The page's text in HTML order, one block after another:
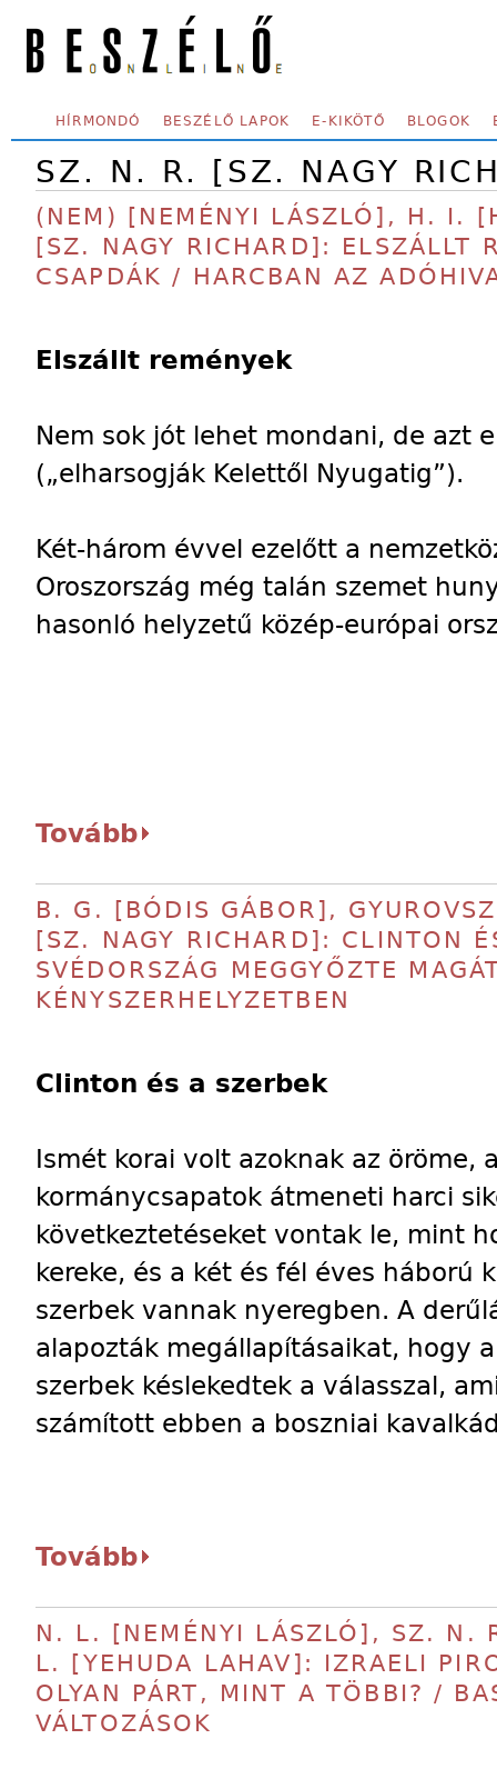
SECONDARY MENU
HÍRMONDÓ BESZÉLŐ LAPOK E-KIKÖTŐ BLOGOK
SZ. N. R. [SZ. NAGY
(NEM) [NEMÉNYI LÁSZLÓ], H. I.
[SZ. NAGY RICHARD]: ELSZÁLLT
CSAPDÁK / HARCBAN AZ
Elszállt remények
Nem sok jót lehet mondani, de azt
(„elharsogják Kelettől Nyugatig”).
Két-három évvel ezelőtt a
Oroszország még talán szemet
hasonló helyzetű közép-európai
Tovább
B. G. [BÓDIS GÁBOR],
[SZ. NAGY RICHARD]: CLINTON
SVÉDORSZÁG MEGGYŐZTE
KÉNYSZERHELYZETBEN
Clinton és a szerbek
Ismét korai volt azoknak az öröme,
kormánycsapatok átmeneti harci
következtetéseket vontak le, mint
kereke, és a két és fél éves háború
szerbek vannak nyeregben. A
alapozták megállapításaikat, hogy
szerbek késlekedtek a válasszal,
számított ebben a boszniai
Tovább
N. L. [NEMÉNYI LÁSZLÓ], SZ. N.
L. [YEHUDA LAHAV]: IZRAELI
OLYAN PÁRT, MINT A TÖBBI? /
VÁLTOZÁSOK